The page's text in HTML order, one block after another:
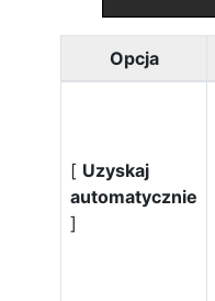
Opcja
[ Uzyskaj
automatycznie
]